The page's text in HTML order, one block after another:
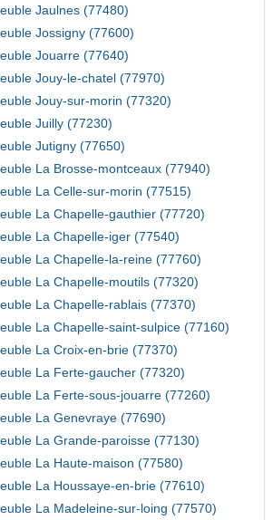
Jaulnes (77480)
Jossigny (77600)
Jouarre (77640)
Jouy-le-chatel (77970)
Jouy-sur-morin (77320)
Juilly (77230)
Jutigny (77650)
La Brosse-montceaux (77940)
La Celle-sur-morin (77515)
La Chapelle-gauthier (77720)
La Chapelle-iger (77540)
La Chapelle-la-reine (77760)
La Chapelle-moutils (77320)
La Chapelle-rablais (77370)
La Chapelle-saint-sulpice (77160)
La Croix-en-brie (77370)
La Ferte-gaucher (77320)
La Ferte-sous-jouarre (77260)
La Genevraye (77690)
La Grande-paroisse (77130)
La Haute-maison (77580)
La Houssaye-en-brie (77610)
La Madeleine-sur-loing (77570)